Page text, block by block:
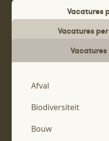
Vacatures
Vacatures
Afval
Biodiversiteit
Bouw